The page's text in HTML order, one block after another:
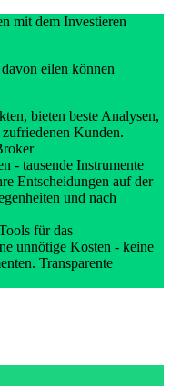
mit dem Investieren
eilen können
bieten beste Analysen,
Kunden.
- tausende Instrumente
Entscheidungen auf der
und nach
für das
unnötige Kosten - keine
Transparente